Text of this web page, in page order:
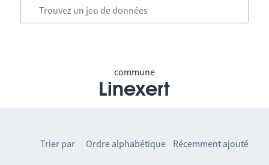
commune
Linexert
Trier par Ordre alphabétique Récemment ajouté